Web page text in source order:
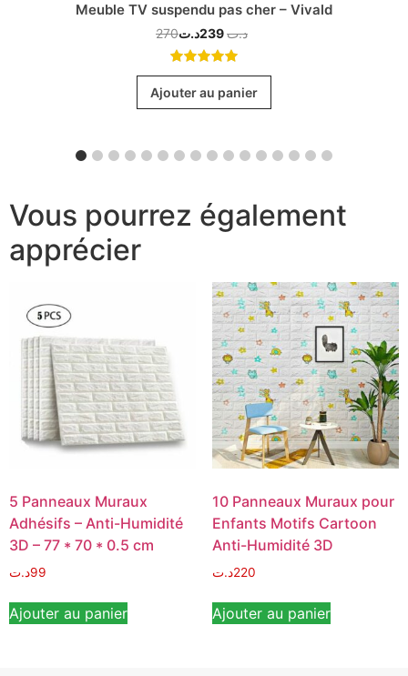
Meuble TV suspendu pas cher – Vivald
270 د.ت239د.ت
5.00out
of 5
Ajouter au panier
Vous pourrez également
apprécier
5 Panneaux Muraux
Adhésifs – Anti-Humidité
3D – 77 * 70 * 0.5 cm
99د.ت
Ajouter au panier
10 Panneaux Muraux pour
Enfants Motifs Cartoon
Anti-Humidité 3D
220د.ت
Ajouter au panier